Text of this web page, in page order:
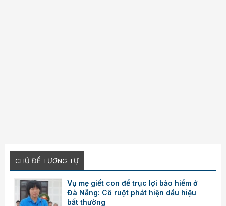
CHỦ ĐỀ TƯƠNG TỰ
Vụ mẹ giết con để trục lợi bảo hiểm ở
Đà Nẵng: Cô ruột phát hiện dấu hiệu
bất thường